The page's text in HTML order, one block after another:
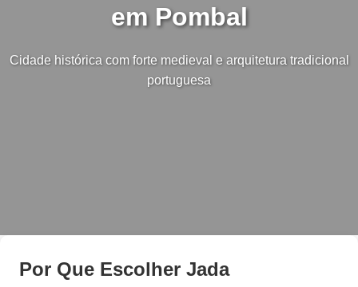
em Pombal
Cidade histórica com forte medieval e arquitetura tradicional
portuguesa
Por Que Escolher Jada